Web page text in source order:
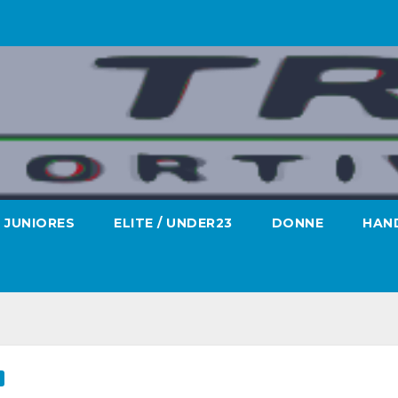
JUNIORES ELITE / UNDER23 DONNE